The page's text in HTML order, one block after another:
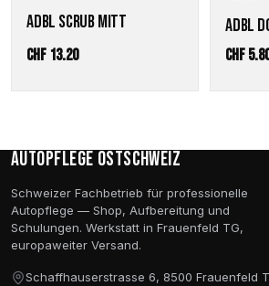
ADBL SCRUB MITT
CHF 13.20
ADBL
CHF
Autopflege Ostschweiz
Schweizer Fachbetrieb für professionelle
Autopflege — Shop, Aufbereitung und
Schulungen. Werkstatt in Frauenfeld TG,
europaweiter Versand.
Schaffhauserstrasse 6, 8500 Frauenfeld